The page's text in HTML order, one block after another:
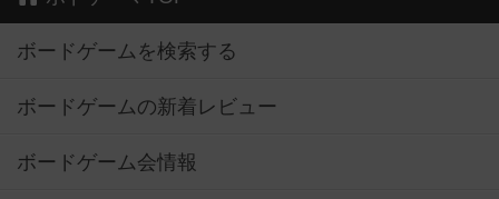
ボードゲームを検索する
ボードゲームの新着レビュー
ボードゲーム会情報